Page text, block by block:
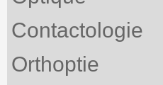
Contactologie
Orthoptie